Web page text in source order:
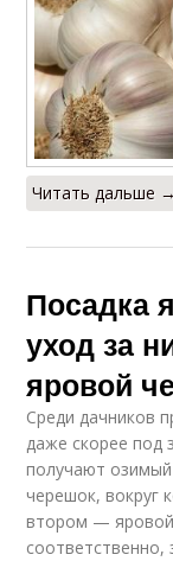
Читать дальше →
Посадка
уход за
яровой
Среди дачников
даже скорее под
получают озимый
черешок, вокруг
втором — яровой
соответственно,